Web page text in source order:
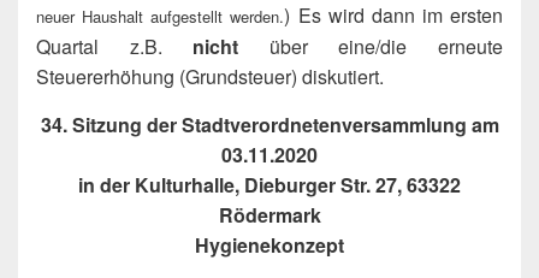
neuer Haushalt aufgestellt werden.) Es wird dann im ersten
Quartal z.B. nicht über eine/die erneute
Steuererhöhung (Grundsteuer) diskutiert.
34. Sitzung der Stadtverordnetenversammlung am
03.11.2020
in der Kulturhalle, Dieburger Str. 27, 63322
Rödermark
Hygienekonzept